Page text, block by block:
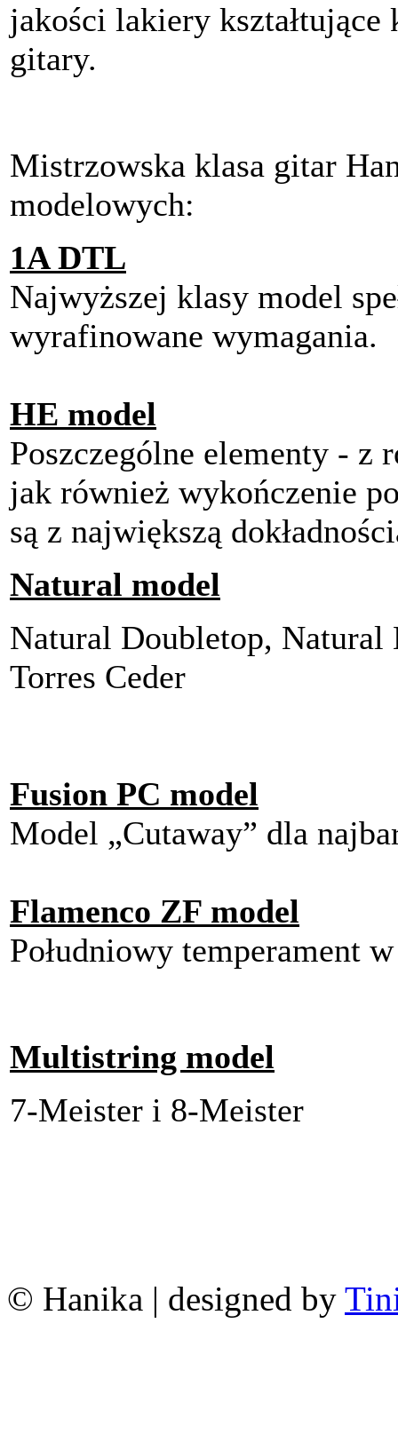
jakości lakiery
gitary.
Mistrzowska klasa gitar
modelowych:
1A DTL
Najwyższej klasy model
wyrafinowane wymagania.
HE model
Poszczególne elementy - z
jak również wykończenie
są z największą
Natural model
Natural Doubletop,
Torres Ceder
Fusion PC model
Model „Cutaway” dla
Flamenco ZF model
Południowy temperament
Multistring model
7-Meister i 8-Meister
© Hanika | designed by